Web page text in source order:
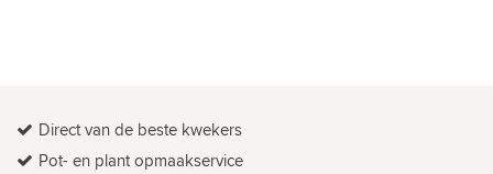
Direct van de beste kwekers
Pot- en plant opmaakservice